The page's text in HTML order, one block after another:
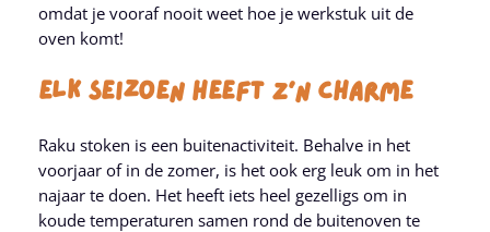
omdat je vooraf nooit weet hoe je werkstuk uit de
oven komt!
Elk Seizoen Heeft Z’n Charme
Raku stoken is een buitenactiviteit. Behalve in het
voorjaar of in de zomer, is het ook erg leuk om in het
najaar te doen. Het heeft iets heel gezelligs om in
koude temperaturen samen rond de buitenoven te